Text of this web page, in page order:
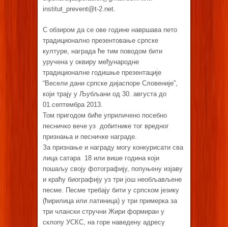
institut_prevent@t-2.net.
С обзиром да се ове године навршава пето
традиционално презентовање српске
културе, награда ће тим поводом бити
уручена у оквиру међународне
традиционалне годишње презентације
“Весели дани српске дијаспоре Словеније”,
који трају у Љубљани од 30. августа до
01.септембра 2013.
Том пригодом биће уприличено посебно
песничко вече уз добитнике тог вредног
признања и песничке награде.
За признање и награду могу конкурисати сва
лица сатара 18 или више година који
пошаљу своју фотографију, попуњену изјаву
и краћу биографију уз три још необљављене
песме. Песме требају бити у српском језику
(ћирилица или латиница) у три примерка за
три члански стручни Жири формиран у
склопу УСКС, на горе наведену адресу